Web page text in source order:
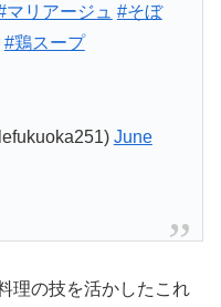
マリアージュ #そぼ
#鶏スープ
June
理の技を活かしたこれ